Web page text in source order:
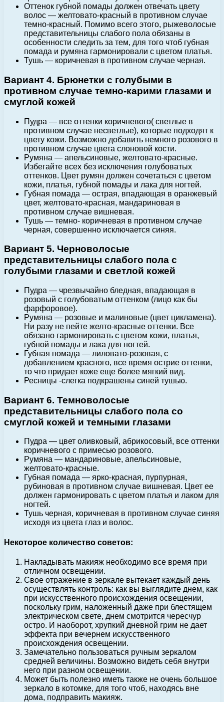
Оттенок губной помады должен отвечать цвету
волос — желтовато-красный в противном случае
темно-красный. Помимо всего этого, рыжеволосые
представительницы слабого пола обязаны в
особенности следить за тем, для того чтоб губная
помада и румяна гармонировали с цветом платья.
Тушь — коричневая в противном случае черная.
Вариант 4. Брюнетки с голубыми в
противном случае темно-карими глазами и
смуглой кожей
Пудра — все оттенки коричневого( светлые в
противном случае несветлые), которые подходят к
цвету кожи. Возможно добавить немного розового в
противном случае цвета слоновой кости.
Румяна — апельсиновые, желтовато-красные.
Избегайте всех без исключения голубоватых
оттенков. Цвет румян должен сочетаться с цветом
кожи, платья, губной помады и лака для ногтей.
Губная помада — острая, впадающая в оранжевый
цвет, желтовато-красная, мандариновая в
противном случае вишневая.
Тушь — темно- коричневая в противном случае
черная, совершенно исключается синяя.
Вариант 5. Черноволосые
представительницы слабого пола с
голубыми глазами и светлой кожей
Пудра — чрезвычайно бледная, впадающая в
розовый с голубоватым оттенком (лицо как бы
фарфоровое).
Румяна — розовые и малиновые (цвет цикламена).
Ни разу не пейте желто-красные оттенки. Все
обязано гармонировать с цветом кожи, платья,
губной помады и лака для ногтей.
Губная помада — лиловато-розовая, с
добавлением красного, все время острие оттенки,
то что придает коже еще более мягкий вид.
Ресницы -слегка подкрашены синей тушью.
Вариант 6. Темноволосые
представительницы слабого пола со
смуглой кожей и темными глазами
Пудра — цвет оливковый, абрикосовый, все оттенки
коричневого с примесью розового.
Румяна — мандариновые, апельсиновые,
желтовато-красные.
Губная помада — ярко-красная, пурпурная,
рубиновая в противном случае вишневая. Цвет ее
должен гармонировать с цветом платья и лаком для
ногтей.
Тушь черная, коричневая в противном случае синяя
исходя из цвета глаз и волос.
Некоторое количество советов:
Накладывать макияж необходимо все время при
отличном освещении.
Свое отражение в зеркале вытекает каждый день
осуществлять контроль: как вы выглядите днем, как
при искусственного происхождения освещении,
поскольку грим, наложенный даже при блестящем
электрическом свете, днем смотрится чересчур
остро. И наоборот, хрупкий дневной грим не дает
эффекта при вечернем искусственного
происхождения освещении.
Замечательно пользоваться ручным зеркалом
средней величины. Возможно видеть себя внутри
него при разном освещении.
Может быть полезно иметь также не очень большое
зеркало в котомке, для того чтоб, находясь вне
дома, подправить макияж.